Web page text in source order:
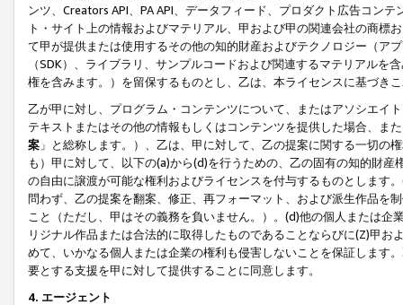
ンツ、Creators API、PA API、データフィード、プロダクト広告コン
ト・サイト上の情報およびマテリアル、甲および甲の関連会社の商
て甲が提供または使用するその他の知的財産およびテクノロジー（ア
（SDK）、ライブラリ、サンプルコードおよび関連するマテリアル
権を含みます。）を留保するものとし、乙は、本ライセンスに基づき
乙が甲に対し、プログラム・コンテンツについて、またはアソシエイ
テキストまたはその他の情報もしくはコンテンツを提供した場合、ま
案 」と総称します。）、乙は、甲に対して、乙の提案に関する一切
も）甲に対して、以下の(a)から(d)を行うための、乙の固有の知的財
の自由に譲渡が可能な権利およびライセンスを付与するものとします
問わず、乙の提案を翻案、修正、再フォーマット、および派生作品を
こと（ただし、甲はその義務を負いません。）。(d)他の個人または
リジナル作品または合法的に取得したものであることならびに(Z)甲
めて、いかなる個人または企業の権利も侵害しないことを保証します
要とする支援を甲に対して提供することに同意します。
4. エージェント